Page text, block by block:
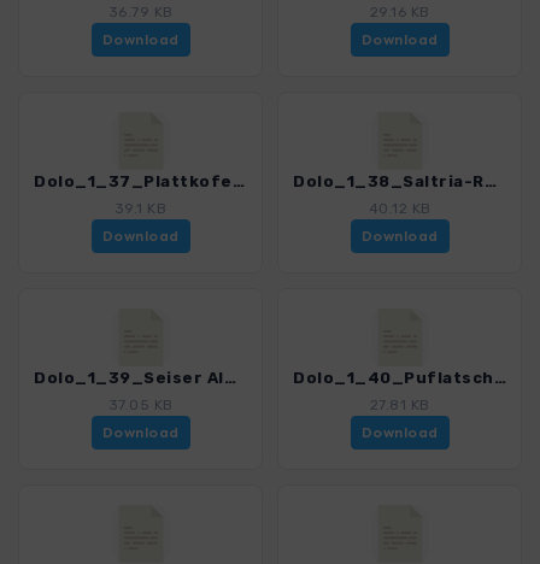
36.79 KB
Download
29.16 KB
Download
Dolo_1_37_Plattkofel.gpx
39.1 KB
Download
Dolo_1_38_Saltria-Runde.gpx
40.12 KB
Download
Dolo_1_39_Seiser Alm-Tierser Alpl.gpx
37.05 KB
Download
Dolo_1_40_Puflatsch-Runde.gpx
27.81 KB
Download